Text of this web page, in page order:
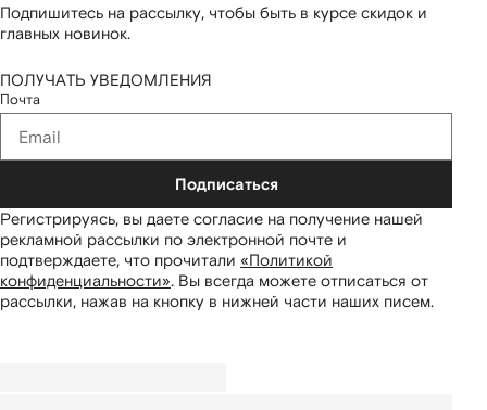
Подпишитесь на рассылку, чтобы быть в курсе скидок и
главных новинок.
ПОЛУЧАТЬ УВЕДОМЛЕНИЯ
Почта
Подписаться
Регистрируясь, вы даете согласие на получение нашей
рекламной рассылки по электронной почте и
подтверждаете, что прочитали «Политикой
конфиденциальности». Вы всегда можете отписаться от
рассылки, нажав на кнопку в нижней части наших писем.